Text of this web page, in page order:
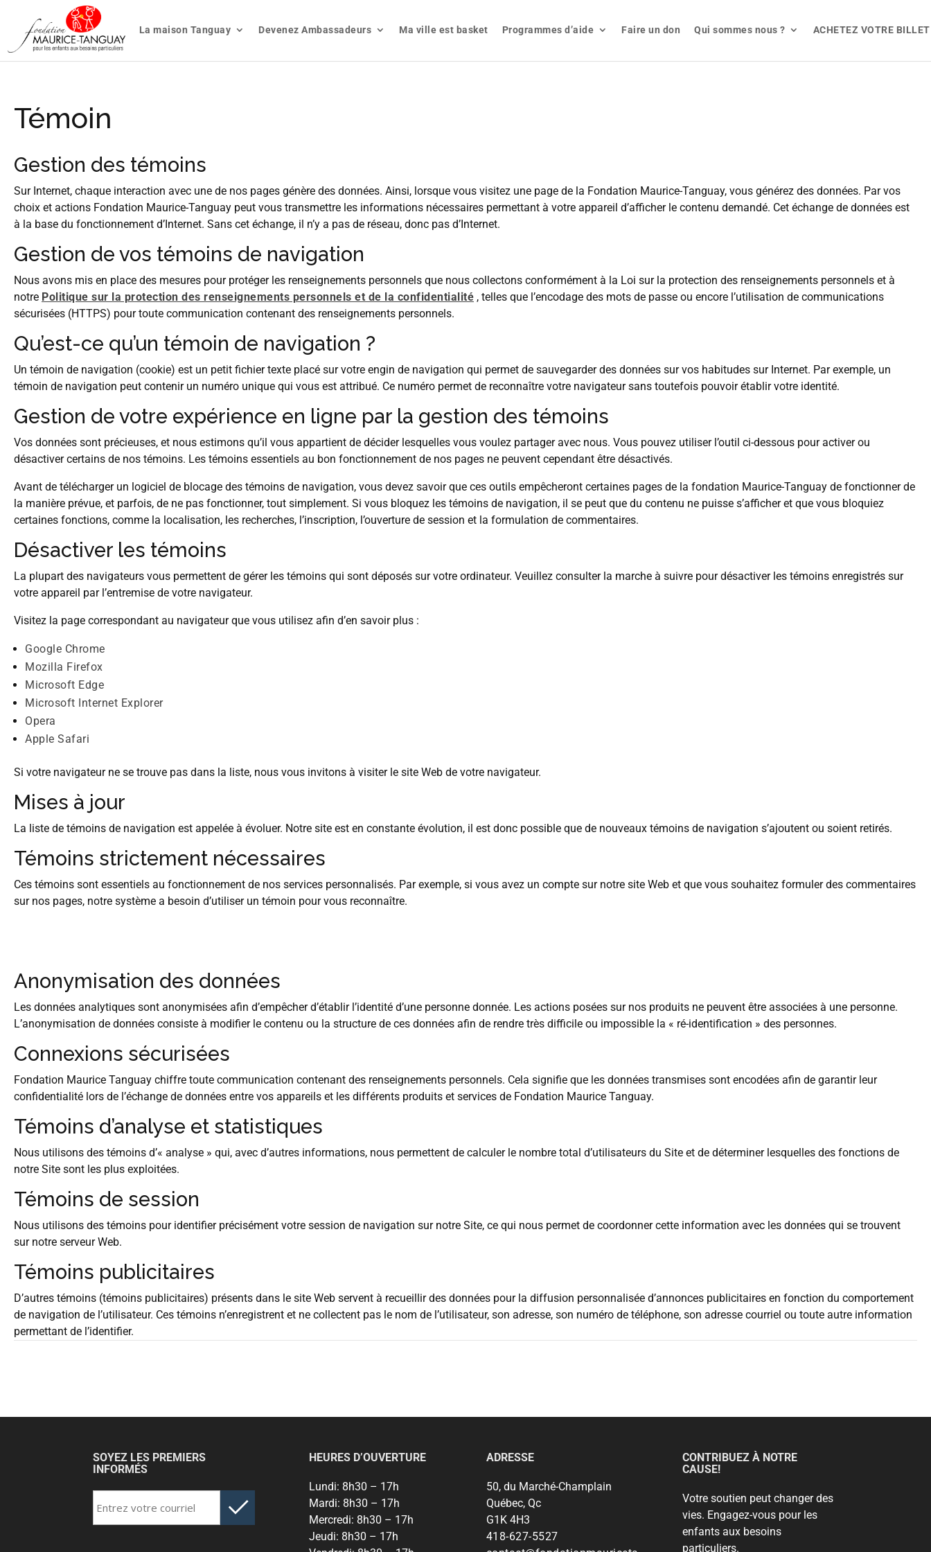
La maison Tanguay Devenez Ambassadeurs Ma ville est basket Programmes d’aide Faire un don Qui sommes nous ? ACHETEZ VOTRE BILLET
Témoin
Gestion des témoins
Sur Internet, chaque interaction avec une de nos pages génère des données. Ainsi, lorsque vous visitez une page de la Fondation Maurice-Tanguay, vous générez des données. Par vos
choix et actions Fondation Maurice-Tanguay peut vous transmettre les informations nécessaires permettant à votre appareil d’afficher le contenu demandé. Cet échange de données est
à la base du fonctionnement d’Internet. Sans cet échange, il n’y a pas de réseau, donc pas d’Internet.
Gestion de vos témoins de navigation
Nous avons mis en place des mesures pour protéger les renseignements personnels que nous collectons conformément à la Loi sur la protection des renseignements personnels et à
notre Politique sur la protection des renseignements personnels et de la confidentialité , telles que l’encodage des mots de passe ou encore l’utilisation de communications
sécurisées (HTTPS) pour toute communication contenant des renseignements personnels.
Qu’est-ce qu’un témoin de navigation ?
Un témoin de navigation (cookie) est un petit fichier texte placé sur votre engin de navigation qui permet de sauvegarder des données sur vos habitudes sur Internet. Par exemple, un
témoin de navigation peut contenir un numéro unique qui vous est attribué. Ce numéro permet de reconnaître votre navigateur sans toutefois pouvoir établir votre identité.
Gestion de votre expérience en ligne par la gestion des témoins
Vos données sont précieuses, et nous estimons qu’il vous appartient de décider lesquelles vous voulez partager avec nous. Vous pouvez utiliser l’outil ci-dessous pour activer ou
désactiver certains de nos témoins. Les témoins essentiels au bon fonctionnement de nos pages ne peuvent cependant être désactivés.
Avant de télécharger un logiciel de blocage des témoins de navigation, vous devez savoir que ces outils empêcheront certaines pages de la fondation Maurice-Tanguay de fonctionner de
la manière prévue, et parfois, de ne pas fonctionner, tout simplement. Si vous bloquez les témoins de navigation, il se peut que du contenu ne puisse s’afficher et que vous bloquiez
certaines fonctions, comme la localisation, les recherches, l’inscription, l’ouverture de session et la formulation de commentaires.
Désactiver les témoins
La plupart des navigateurs vous permettent de gérer les témoins qui sont déposés sur votre ordinateur. Veuillez consulter la marche à suivre pour désactiver les témoins enregistrés sur
votre appareil par l’entremise de votre navigateur.
Visitez la page correspondant au navigateur que vous utilisez afin d’en savoir plus :
Google Chrome
Mozilla Firefox
Microsoft Edge
Microsoft Internet Explorer
Opera
Apple Safari
Si votre navigateur ne se trouve pas dans la liste, nous vous invitons à visiter le site Web de votre navigateur.
Mises à jour
La liste de témoins de navigation est appelée à évoluer. Notre site est en constante évolution, il est donc possible que de nouveaux témoins de navigation s’ajoutent ou soient retirés.
Témoins strictement nécessaires
Ces témoins sont essentiels au fonctionnement de nos services personnalisés. Par exemple, si vous avez un compte sur notre site Web et que vous souhaitez formuler des commentaires
sur nos pages, notre système a besoin d’utiliser un témoin pour vous reconnaître.
Anonymisation des données
Les données analytiques sont anonymisées afin d’empêcher d’établir l’identité d’une personne donnée. Les actions posées sur nos produits ne peuvent être associées à une personne.
L’anonymisation de données consiste à modifier le contenu ou la structure de ces données afin de rendre très difficile ou impossible la « ré-identification » des personnes.
Connexions sécurisées
Fondation Maurice Tanguay chiffre toute communication contenant des renseignements personnels. Cela signifie que les données transmises sont encodées afin de garantir leur
confidentialité lors de l’échange de données entre vos appareils et les différents produits et services de Fondation Maurice Tanguay.
Témoins d’analyse et statistiques
Nous utilisons des témoins d’« analyse » qui, avec d’autres informations, nous permettent de calculer le nombre total d’utilisateurs du Site et de déterminer lesquelles des fonctions de
notre Site sont les plus exploitées.
Témoins de session
Nous utilisons des témoins pour identifier précisément votre session de navigation sur notre Site, ce qui nous permet de coordonner cette information avec les données qui se trouvent
sur notre serveur Web.
Témoins publicitaires
D’autres témoins (témoins publicitaires) présents dans le site Web servent à recueillir des données pour la diffusion personnalisée d’annonces publicitaires en fonction du comportement
de navigation de l’utilisateur. Ces témoins n’enregistrent et ne collectent pas le nom de l’utilisateur, son adresse, son numéro de téléphone, son adresse courriel ou toute autre information
permettant de l’identifier.
SOYEZ LES PREMIERS
INFORMÉS
HEURES D’OUVERTURE
Lundi: 8h30 – 17h
Mardi: 8h30 – 17h
Mercredi: 8h30 – 17h
Jeudi: 8h30 – 17h
ADRESSE
50, du Marché-Champlain
Québec, Qc
G1K 4H3
418-627-5527
CONTRIBUEZ À NOTRE
CAUSE!
Votre soutien peut changer des
vies. Engagez-vous pour les
enfants aux besoins
particuliers.